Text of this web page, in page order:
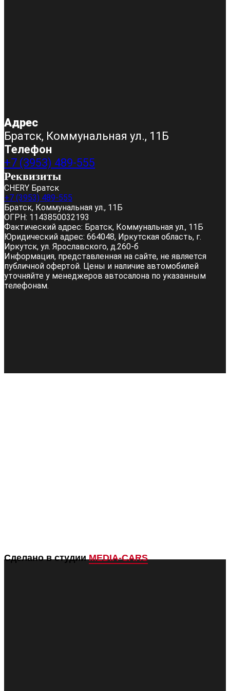
Адрес
Братск, Коммунальная ул., 11Б
Телефон
+7 (3953) 489-555
Реквизиты
CHERY Братск
+7 (3953) 489-555
Братск, Коммунальная ул., 11Б
ОГРН: 1143850032193
Фактический адрес: Братск, Коммунальная ул., 11Б
Юридический адрес: 664048, Иркутская область, г.
Иркутск, ул. Ярославского, д.260-б
Информация, представленная на сайте, не является
публичной офертой. Цены и наличие автомобилей
уточняйте у менеджеров автосалона по указанным
телефонам.
Сделано в студии MEDIA-CARS